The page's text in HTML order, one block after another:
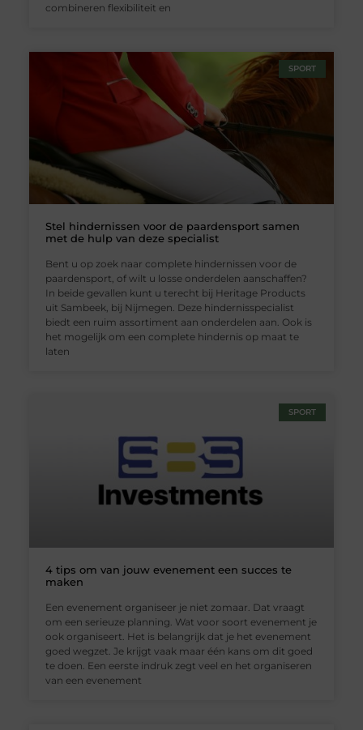
combineren flexibiliteit en
SPORT
Stel hindernissen voor de paardensport samen
met de hulp van deze specialist
Bent u op zoek naar complete hindernissen voor de
paardensport, of wilt u losse onderdelen aanschaffen?
In beide gevallen kunt u terecht bij Heritage Products
uit Sambeek, bij Nijmegen. Deze hindernisspecialist
biedt een ruim assortiment aan onderdelen aan. Ook is
het mogelijk om een complete hindernis op maat te
laten
SPORT
4 tips om van jouw evenement een succes te
maken
Een evenement organiseer je niet zomaar. Dat vraagt
om een serieuze planning. Wat voor soort evenement je
ook organiseert. Het is belangrijk dat je het evenement
goed wegzet. Je krijgt vaak maar één kans om dit goed
te doen. Een eerste indruk zegt veel en het organiseren
van een evenement